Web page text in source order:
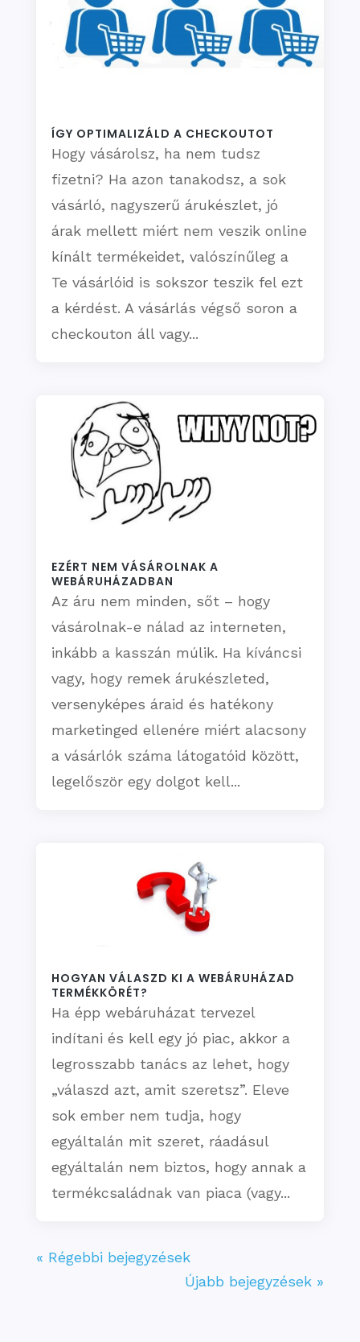
ÍGY OPTIMALIZÁLD A CHECKOUTOT
Hogy vásárolsz, ha nem tudsz
fizetni? Ha azon tanakodsz, a sok
vásárló, nagyszerű árukészlet, jó
árak mellett miért nem veszik online
kínált termékeidet, valószínűleg a
Te vásárlóid is sokszor teszik fel ezt
a kérdést. A vásárlás végső soron a
checkouton áll vagy...
EZÉRT NEM VÁSÁROLNAK A
WEBÁRUHÁZADBAN
Az áru nem minden, sőt – hogy
vásárolnak-e nálad az interneten,
inkább a kasszán múlik. Ha kíváncsi
vagy, hogy remek árukészleted,
versenyképes áraid és hatékony
marketinged ellenére miért alacsony
a vásárlók száma látogatóid között,
legelőször egy dolgot kell...
HOGYAN VÁLASZD KI A WEBÁRUHÁZAD
TERMÉKKÖRÉT?
Ha épp webáruházat tervezel
indítani és kell egy jó piac, akkor a
legrosszabb tanács az lehet, hogy
„válaszd azt, amit szeretsz”. Eleve
sok ember nem tudja, hogy
egyáltalán mit szeret, ráadásul
egyáltalán nem biztos, hogy annak a
termékcsaládnak van piaca (vagy...
« Régebbi bejegyzések
Újabb bejegyzések »